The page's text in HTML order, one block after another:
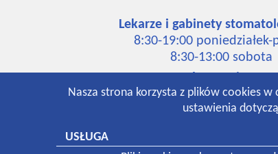
Lekarze i gabinety
8:30-19:00 poniedziałek-
8:30-13:00 sobota
7:00-16:00
8:30-12:30 sobota
8:00-18:30 poniedziałek-
Nasza strona korzysta z plików cookies
ustawienia
USŁUGA